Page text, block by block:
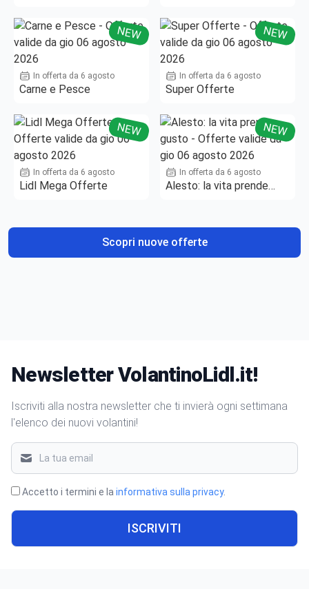
NEW
In offerta da 6 agosto
Carne e Pesce
NEW
In offerta da 6 agosto
Super Offerte
NEW
In offerta da 6 agosto
Lidl Mega Offerte
NEW
In offerta da 6 agosto
Alesto: la vita prende
Scopri nuove offerte
Newsletter VolantinoLidl.it!
Iscriviti alla nostra newsletter che ti invierà ogni settimana
l'elenco dei nuovi volantini!
Accetto i termini e la informativa sulla privacy.
ISCRIVITI